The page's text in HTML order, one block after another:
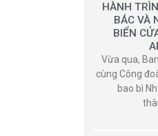
HÀNH
BÁC VÀ
BIỂN
Vừa qua,
cùng Công
bao bì